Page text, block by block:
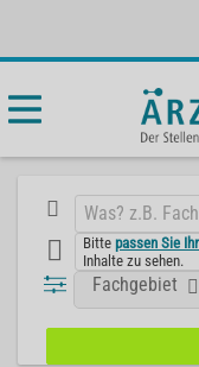
Bittepassen Sie
Inhalte zu sehen.
Fachgebiet